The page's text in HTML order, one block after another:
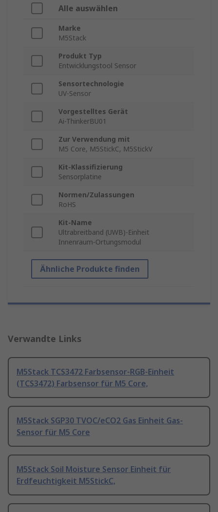
Alle auswählen
Marke
M5Stack
Produkt Typ
Entwicklungstool Sensor
Sensortechnologie
UV-Sensor
Vorgestelltes Gerät
Ai-ThinkerBU01
Zur Verwendung mit
M5 Core, M5StickC, M5StickV
Kit-Klassifizierung
Sensorplatine
Normen/Zulassungen
RoHS
Kit-Name
Ultrabreitband (UWB)-Einheit
Innenraum-Ortungsmodul
Ähnliche Produkte finden
Verwandte Links
M5Stack TCS3472 Farbsensor-RGB-Einheit
(TCS3472) Farbsensor für M5 Core,
M5Stack SGP30 TVOC/eCO2 Gas Einheit Gas-
Sensor für M5 Core
M5Stack Soil Moisture Sensor Einheit für
Erdfeuchtigkeit M5StickC,